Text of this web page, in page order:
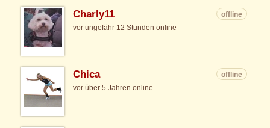
Charly11
offline
vor ungefähr 12 Stunden online
Chica
offline
vor über 5 Jahren online